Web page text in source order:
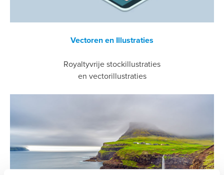
Vectoren en Illustraties
Royaltyvrije stockillustraties
en vectorillustraties